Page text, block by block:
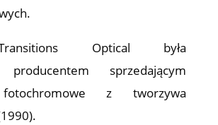
Optical była
producentem sprzedającym
z tworzywa